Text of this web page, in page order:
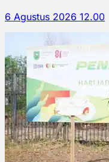
6 Agustus 2026 12.00